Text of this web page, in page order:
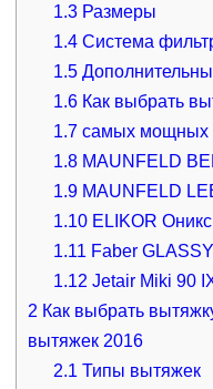
1.3 Размеры
1.4 Система
1.5
1.6 Как выбрать
1.7 самых мощных
1.8 MAUNFELD
1.9 MAUNFELD
1.10 ELIKOR
1.11 Faber
1.12 Jetair Miki 90
2 Как выбрать
вытяжек 2016
2.1 Типы вытяжек